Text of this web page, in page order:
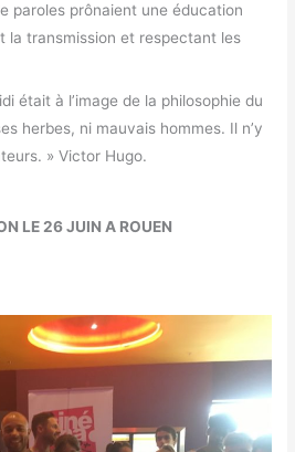
paroles prônaient une éducation
la transmission et respectant les
était à l’image de la philosophie du
herbes, ni mauvais hommes. Il n’y
» Victor Hugo.
LE 26 JUIN A ROUEN